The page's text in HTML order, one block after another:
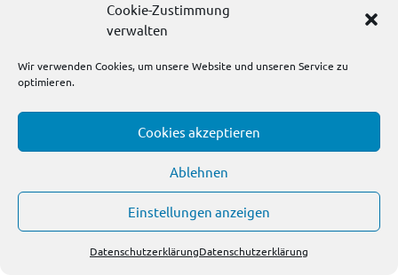
Cookie-Zustimmung
verwalten
Wir verwenden Cookies, um unsere Website und unseren Service zu
optimieren.
Cookies akzeptieren
Ablehnen
Einstellungen anzeigen
DatenschutzerklärungDatenschutzerklärung